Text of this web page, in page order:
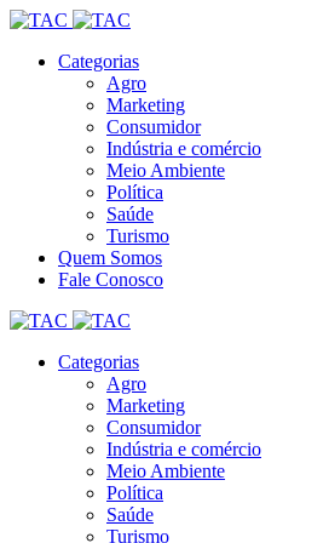
Categorias
Agro
Marketing
Consumidor
Indústria e comércio
Meio Ambiente
Política
Saúde
Turismo
Quem Somos
Fale Conosco
Categorias
Agro
Marketing
Consumidor
Indústria e comércio
Meio Ambiente
Política
Saúde
Turismo